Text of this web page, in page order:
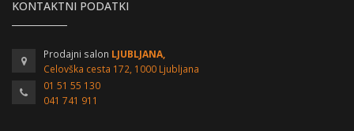
KONTAKTNI PODATKI
Prodajni salon LJUBLJANA,
Celovška cesta 172, 1000 Ljubljana
01 51 55 130
041 741 911